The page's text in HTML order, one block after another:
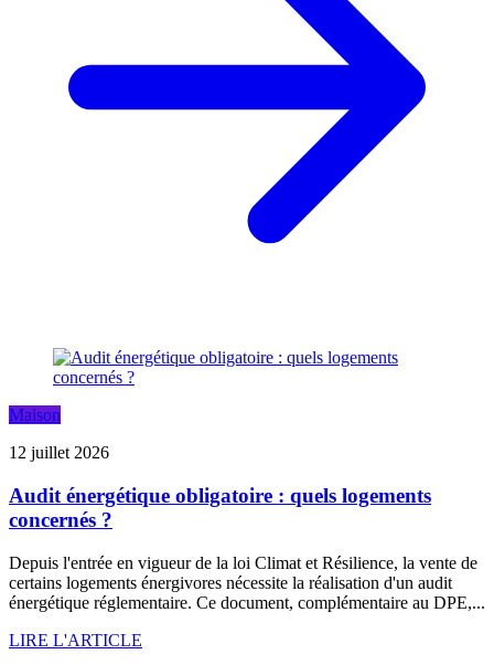
Maison
12 juillet 2026
Audit énergétique obligatoire : quels logements
concernés ?
Depuis l'entrée en vigueur de la loi Climat et Résilience, la vente de
certains logements énergivores nécessite la réalisation d'un audit
énergétique réglementaire. Ce document, complémentaire au DPE,...
LIRE L'ARTICLE